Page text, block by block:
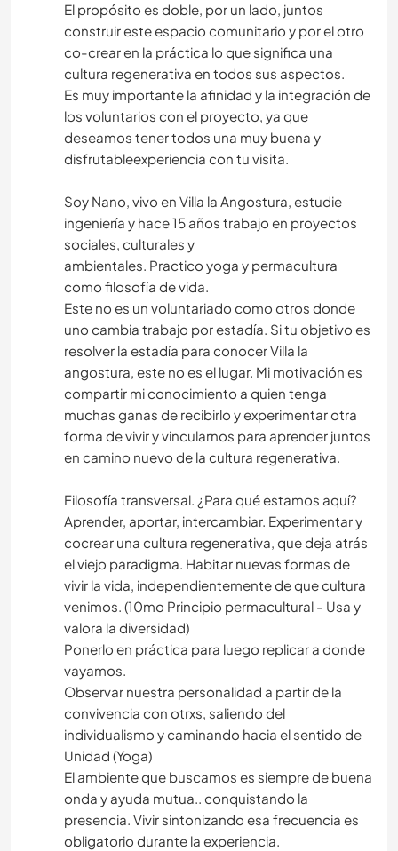
El propósito es doble, por un lado, juntos
construir este espacio comunitario y por el otro
co-crear en la práctica lo que significa una
cultura regenerativa en todos sus aspectos.
Es muy importante la afinidad y la integración de
los voluntarios con el proyecto, ya que
deseamos tener todos una muy buena y
disfrutableexperiencia con tu visita.
Soy Nano, vivo en Villa la Angostura, estudie
ingeniería y hace 15 años trabajo en proyectos
sociales, culturales y
ambientales. Practico yoga y permacultura
como filosofía de vida.
Este no es un voluntariado como otros donde
uno cambia trabajo por estadía. Si tu objetivo es
resolver la estadía para conocer Villa la
angostura, este no es el lugar. Mi motivación es
compartir mi conocimiento a quien tenga
muchas ganas de recibirlo y experimentar otra
forma de vivir y vincularnos para aprender juntos
en camino nuevo de la cultura regenerativa.
Filosofía transversal. ¿Para qué estamos aquí?
Aprender, aportar, intercambiar. Experimentar y
cocrear una cultura regenerativa, que deja atrás
el viejo paradigma. Habitar nuevas formas de
vivir la vida, independientemente de que cultura
venimos. (10mo Principio permacultural - Usa y
valora la diversidad)
Ponerlo en práctica para luego replicar a donde
vayamos.
Observar nuestra personalidad a partir de la
convivencia con otrxs, saliendo del
individualismo y caminando hacia el sentido de
Unidad (Yoga)
El ambiente que buscamos es siempre de buena
onda y ayuda mutua.. conquistando la
presencia. Vivir sintonizando esa frecuencia es
obligatorio durante la experiencia.